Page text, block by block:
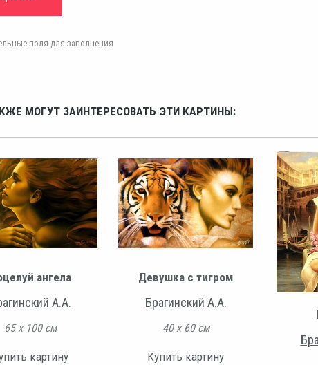
поля для заполнения
МОГУТ ЗАИНТЕРЕСОВАТЬ ЭТИ КАРТИНЫ:
ангела
А.А.
65 х 100 см
картину
Девушка с тигром
Брагинский А.А.
40 х 60 см
Купить картину